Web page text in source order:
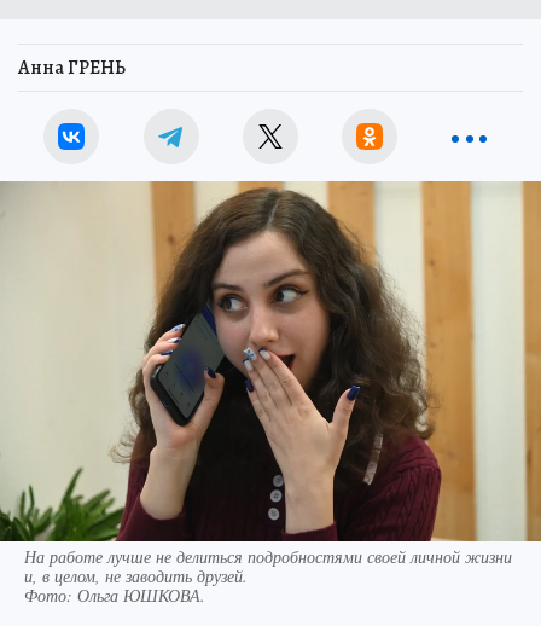
Анна ГРЕНЬ
На работе лучше не делиться подробностями своей личной жизни
и, в целом, не заводить друзей.
Фото: Ольга ЮШКОВА.